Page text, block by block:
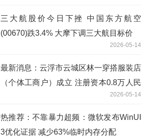
三大航股价今日下挫 中国东方航空
(00670)跌3.4% 大摩下调三大航目标价
2026-05-14
最新消息：云浮市云城区林一穿搭服装店
（个体工商户）成立 注册资本0.8万人民
2026-05-14
热推荐：不靠暴力超频：微软发布WinUI
3优化证据 减少63%临时内存分配